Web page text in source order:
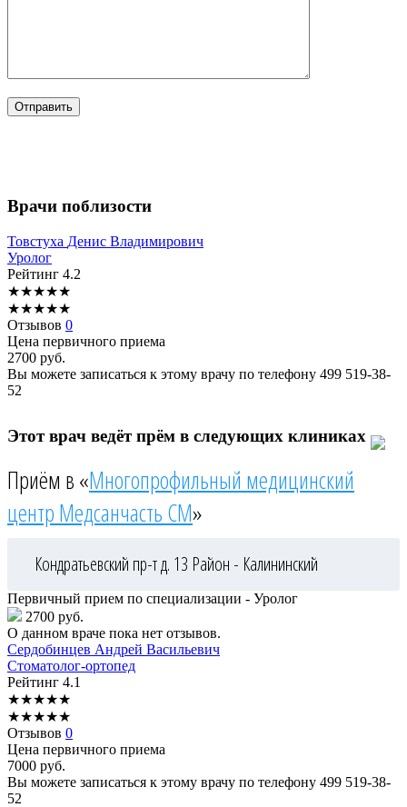
Врачи поблизости
Товстуха Денис Владимирович
Уролог
Рейтинг 4.2
★★★★★
★★★★★
Отзывов 0
Цена первичного приема
2700 руб.
Вы можете записаться к этому врачу по телефону 499 519-38-
52
Этот врач ведёт прём в следующих клиниках
Приём в «Многопрофильный медицинский
центр Медсанчасть СМ»
Кондратьевский пр-т д. 13 Район - Калининский
Первичный прием по специализации - Уролог
2700 руб.
О данном враче пока нет отзывов.
Сердобинцев Андрей Васильевич
Стоматолог-ортопед
Рейтинг 4.1
★★★★★
★★★★★
Отзывов 0
Цена первичного приема
7000 руб.
Вы можете записаться к этому врачу по телефону 499 519-38-
52